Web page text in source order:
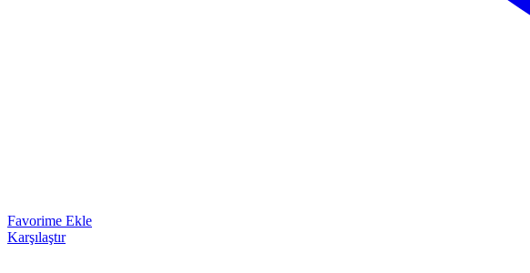
Favorime Ekle
Karşılaştır